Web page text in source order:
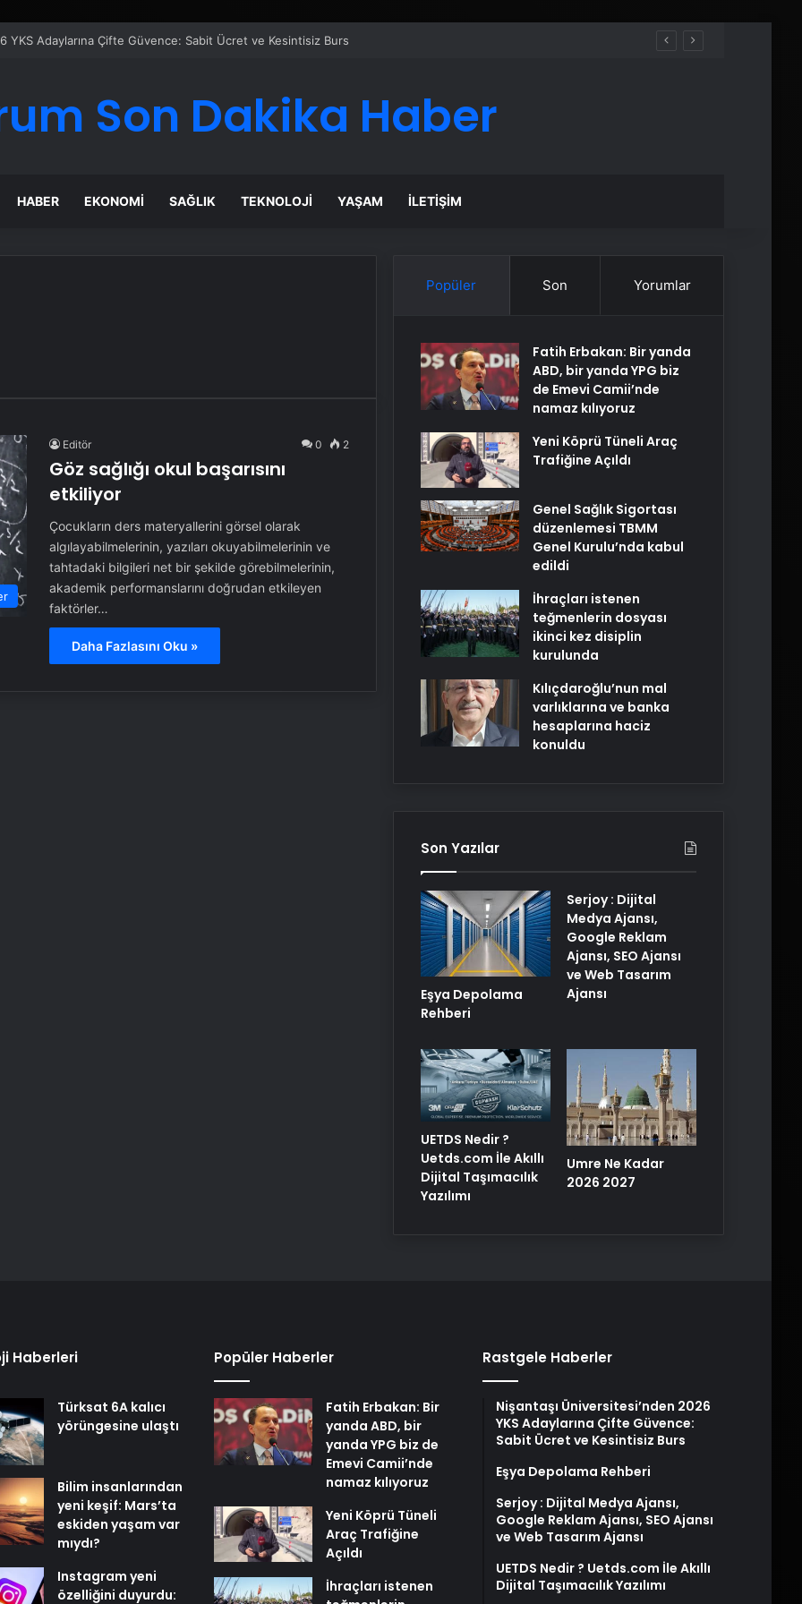
YKS Adaylarına Çifte Güvence: Sabit Ücret ve Kesintisiz Burs
Son Dakika Haber
HABER EKONOMI SAĞLIK TEKNOLOJI YAŞAM İLETIŞIM
Editör 0 2
Göz sağlığı okul başarısını
etkiliyor
Çocukların ders materyallerini görsel olarak
algılayabilmelerinin, yazıları okuyabilmelerinin ve
tahtadaki bilgileri net bir şekilde görebilmelerinin,
akademik performanslarını doğrudan etkileyen
faktörler…
Daha Fazlasını Oku »
Popüler Son Yorumlar
Fatih Erbakan: Bir yanda
ABD, bir yanda YPG biz
de Emevi Camii’nde
namaz kılıyoruz
Yeni Köprü Tüneli Araç
Trafiğine Açıldı
Genel Sağlık Sigortası
düzenlemesi TBMM
Genel Kurulu’nda kabul
edildi
İhraçları istenen
teğmenlerin dosyası
ikinci kez disiplin
kurulunda
Kılıçdaroğlu’nun mal
varlıklarına ve banka
hesaplarına haciz
konuldu
Son Yazılar
Eşya Depolama
Rehberi
Serjoy : Dijital
Medya Ajansı,
Google Reklam
Ajansı, SEO Ajansı
ve Web Tasarım
Ajansı
UETDS Nedir ?
Uetds.com İle Akıllı
Dijital Taşımacılık
Yazılımı
Umre Ne Kadar
2026 2027
Haberleri
Türksat 6A kalıcı
yörüngesine ulaştı
Bilim insanlarından
yeni keşif: Mars’ta
eskiden yaşam var
mıydı?
Instagram yeni
özelliğini duyurdu:
Popüler Haberler
Fatih Erbakan: Bir
yanda ABD, bir
yanda YPG biz de
Emevi Camii’nde
namaz kılıyoruz
Yeni Köprü Tüneli
Araç Trafiğine
Açıldı
İhraçları istenen
Rastgele Haberler
Nişantaşı Üniversitesi’nden 2026
YKS Adaylarına Çifte Güvence:
Sabit Ücret ve Kesintisiz Burs
Eşya Depolama Rehberi
Serjoy : Dijital Medya Ajansı,
Google Reklam Ajansı, SEO Ajansı
ve Web Tasarım Ajansı
UETDS Nedir ? Uetds.com İle Akıllı
Dijital Taşımacılık Yazılımı